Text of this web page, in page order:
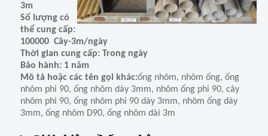
3m
Số lượng có
thể cung cấp:
100000 Cây-3m/ngày
Thời gian cung cấp: Trong ngày
Bảo hành: 1 năm
Mô tả hoặc các tên gọi khác:ống nhôm, nhôm ống, ống
nhôm phi 90, ống nhôm dày 3mm, nhôm ống phi 90, cây
nhôm phi 90, ống nhôm phi 90 dày 3mm, nhôm ống dày
3mm, ống nhôm D90, ống nhôm dài 3m